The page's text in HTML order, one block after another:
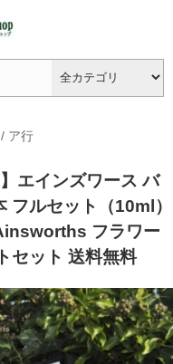
/ ア行
エインズワース バ
フルセット（10ml）
フラワー
セット 送料無料